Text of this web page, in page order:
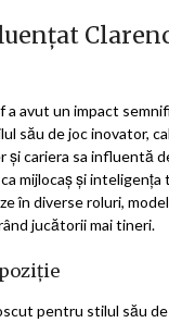
a avut un impact
său de joc inovator,
și cariera sa influentă
mijlocaș și inteligența
în diverse roluri,
jucătorii mai tineri.
pentru stilul său